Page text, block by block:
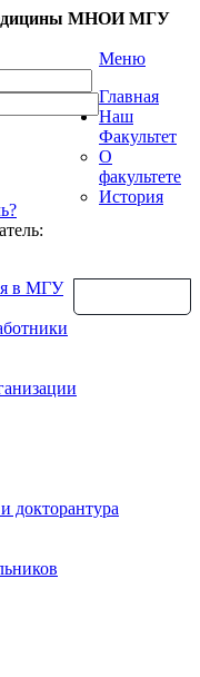
МНОИ МГУ
Меню
Главная
Наш
Факультет
О
факультете
История
в МГУ
докторантура